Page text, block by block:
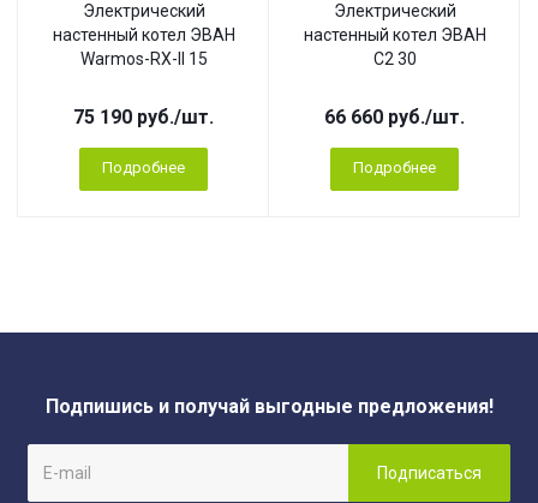
Электрический
настенный котел ЭВАН
Warmos-RX-II 15
75 190 руб./шт.
Подробнее
Электрический
настенный котел ЭВАН
С2 30
66 660 руб./шт.
Подробнее
Подпишись и получай выгодные предложения!